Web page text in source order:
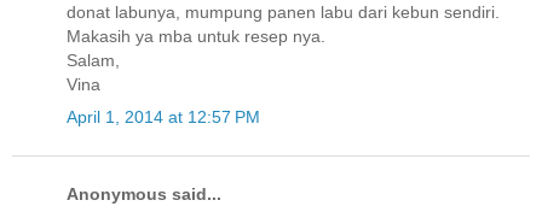
donat labunya, mumpung panen labu dari kebun sendiri.
Makasih ya mba untuk resep nya.
Salam,
Vina
April 1, 2014 at 12:57 PM
Anonymous said...